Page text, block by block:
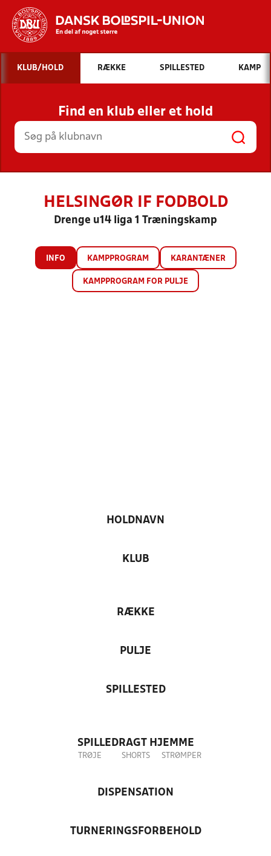
Hvad vil du søge efter?
INDHOLD OG NYHEDER
STILLINGER, RESULTATER, KLUBBER OG
HOLD
KLUB/HOLD RÆKKE SPILLESTED KAMP
Find en klub eller et hold
HELSINGØR IF FODBOLD
Drenge u14 liga 1 Træningskamp
INFO KAMPPROGRAM KARANTÆNER
KAMPPROGRAM FOR PULJE
HOLDNAVN
KLUB
RÆKKE
PULJE
SPILLESTED
SPILLEDRAGT HJEMME
TRØJE SHORTS STRØMPER
DISPENSATION
TURNERINGSFORBEHOLD